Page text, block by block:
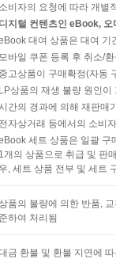
소비자의 요청에 따라 개별
디지털 컨텐츠인 eBook,
대여 상품은 대여 기
모바일 쿠폰 등록 후 취소/
중고상품이 구매확정(자동
LP상품의 재생 불량 원인
간의 경과에 의해 재판매
전자상거래 등에서의 소비
세트 상품은 일괄 구
1개의 상품으로 취급 및 판
우, 세트 상품 전부 및 세트
품의 불량에 의한 반품,
준하여 처리됨
금 환불 및 환불 지연에